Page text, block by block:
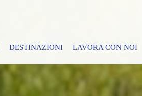
DESTINAZIONI LAVORA CON NOI